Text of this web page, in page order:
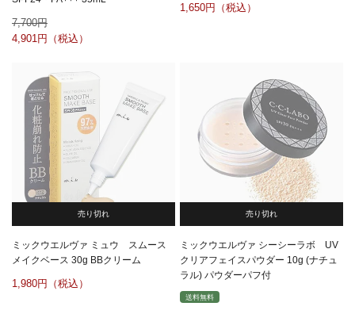
7,700
4,901
1,650
売り切れ
ミックウエルヴァ ミュウ スムース
メイクベース 30g BBクリーム
1,980
売り切れ
ミックウエルヴァ シーシーラボ UV
クリアフェイスパウダー 10g (ナチュ
ラル) パウダーパフ付
送料無料